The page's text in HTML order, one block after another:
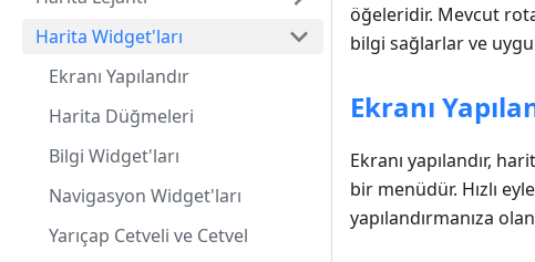
Harita Widget'ları
Ekranı Yapılandır
Harita Düğmeleri
Bilgi Widget'ları
Navigasyon Widget'ları
Yarıçap Cetveli ve Cetvel
öğeleridir. Mevcut
bilgi sağlarlar ve
Ekranı
Ekranı yapılandır,
bir menüdür. Hızlı
yapılandırmanıza